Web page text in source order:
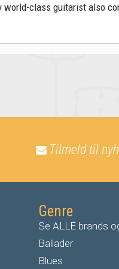
world-class guitarist also
Tilmeld til
Genre
Se ALLE brands
Ballader
Blues